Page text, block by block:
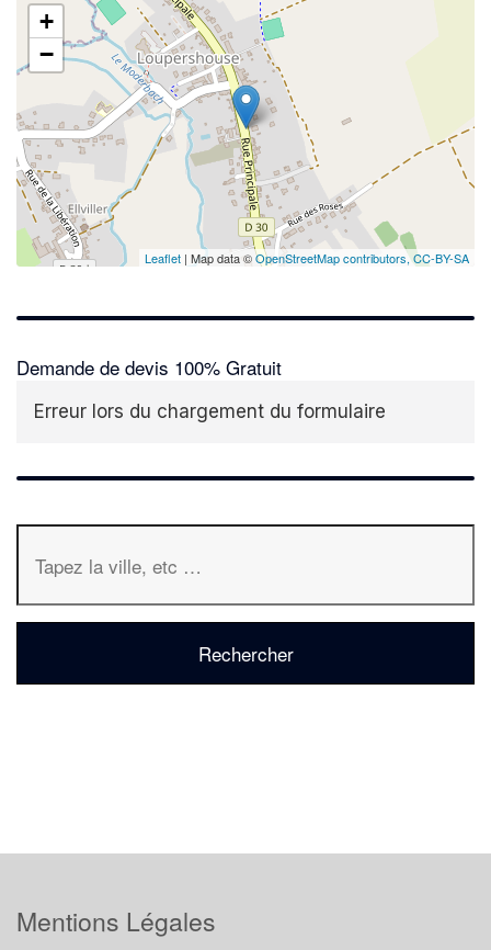
+
−
Leaflet | Map data ©OpenStreetMap contributors, CC-BY-SA
Demande de devis 100% Gratuit
Erreur lors du chargement du formulaire
Mentions Légales